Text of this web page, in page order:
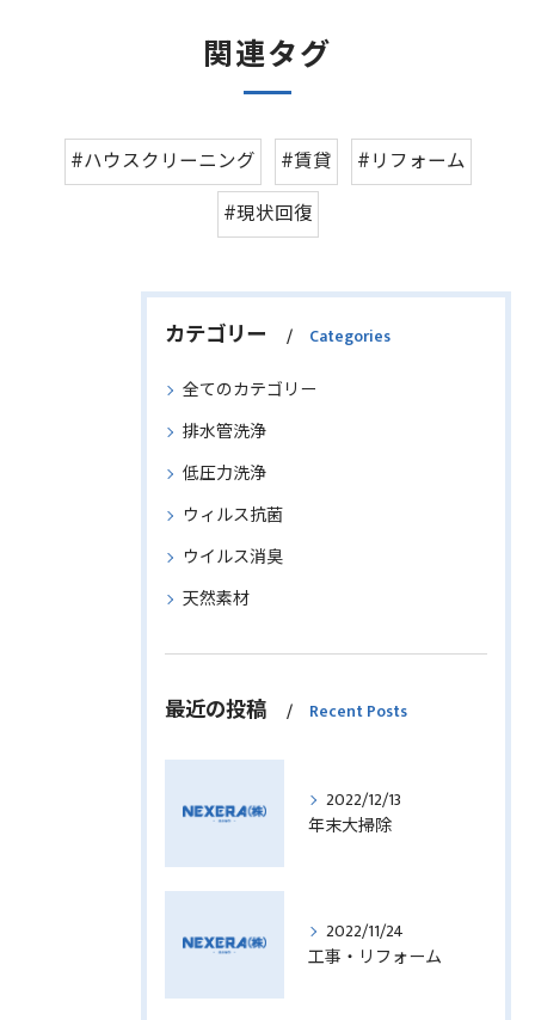
関連タグ
#ハウスクリーニング #賃貸
#リフォーム
#現状回復
カテゴリー Categories
全てのカテゴリー
排水管洗浄
低圧力洗浄
ウィルス抗菌
ウイルス消臭
天然素材
最近の投稿 Recent Posts
2022/12/13
年末大掃除
2022/11/24
工事・リフォーム